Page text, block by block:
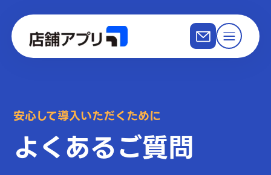
安心して導入いただくために
よくあるご質問